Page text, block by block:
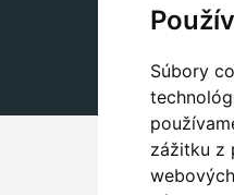
Súbory
zážitku z
+420